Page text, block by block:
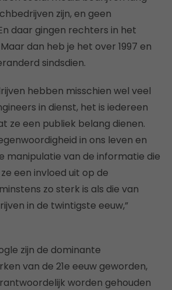
zijn, en geen
daar gingen rechters in het
dan heb je het over 1997 en
sindsdien.
hebben misschien wel veel
in dienst, het is iedereen
ze een publiek belang dienen.
in ons leven en
manipulatie van de informatie die
een invloed uit op de
zo sterk is als die van
in de twintigste eeuw,”
zijn de dominante
van de 21e eeuw geworden,
worden gehouden